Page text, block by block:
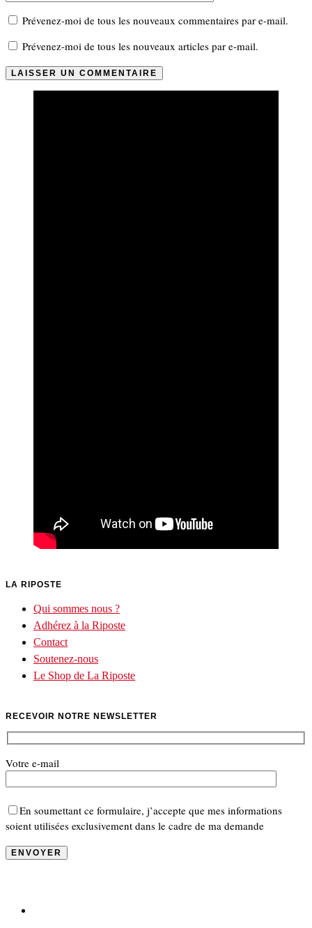
Prévenez-moi de tous les nouveaux commentaires par e-mail.
Prévenez-moi de tous les nouveaux articles par e-mail.
LA RIPOSTE
Qui sommes nous ?
Adhérez à la Riposte
Contact
Soutenez-nous
Le Shop de La Riposte
RECEVOIR NOTRE NEWSLETTER
Votre e-mail
En soumettant ce formulaire, j’accepte que mes informations
soient utilisées exclusivement dans le cadre de ma demande